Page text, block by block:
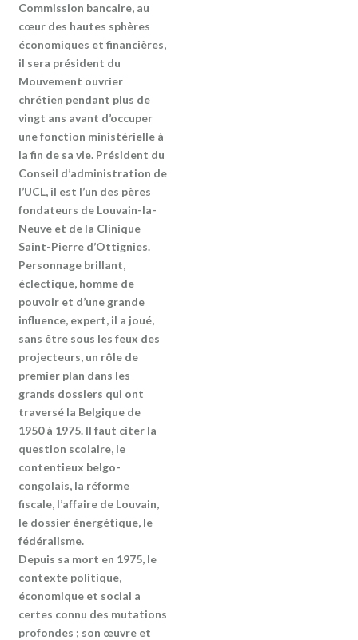
Commission bancaire, au
cœur des hautes sphères
économiques et financières,
il sera président du
Mouvement ouvrier
chrétien pendant plus de
vingt ans avant d’occuper
une fonction ministérielle à
la fin de sa vie. Président du
Conseil d’administration de
l’UCL, il est l’un des pères
fondateurs de Louvain-la-
Neuve et de la Clinique
Saint-Pierre d’Ottignies.
Personnage brillant,
éclectique, homme de
pouvoir et d’une grande
influence, expert, il a joué,
sans être sous les feux des
projecteurs, un rôle de
premier plan dans les
grands dossiers qui ont
traversé la Belgique de
1950 à 1975. Il faut citer la
question scolaire, le
contentieux belgo-
congolais, la réforme
fiscale, l’affaire de Louvain,
le dossier énergétique, le
fédéralisme.
Depuis sa mort en 1975, le
contexte politique,
économique et social a
certes connu des mutations
profondes ; son œuvre et